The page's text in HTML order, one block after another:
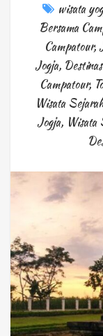
wisata
Bersama
Campatour,
Jogja,
Campatour,
Wisata
Jogja, Wisata